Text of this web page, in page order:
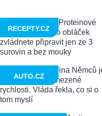
RECEPTY.CZ
AUTO.CZ